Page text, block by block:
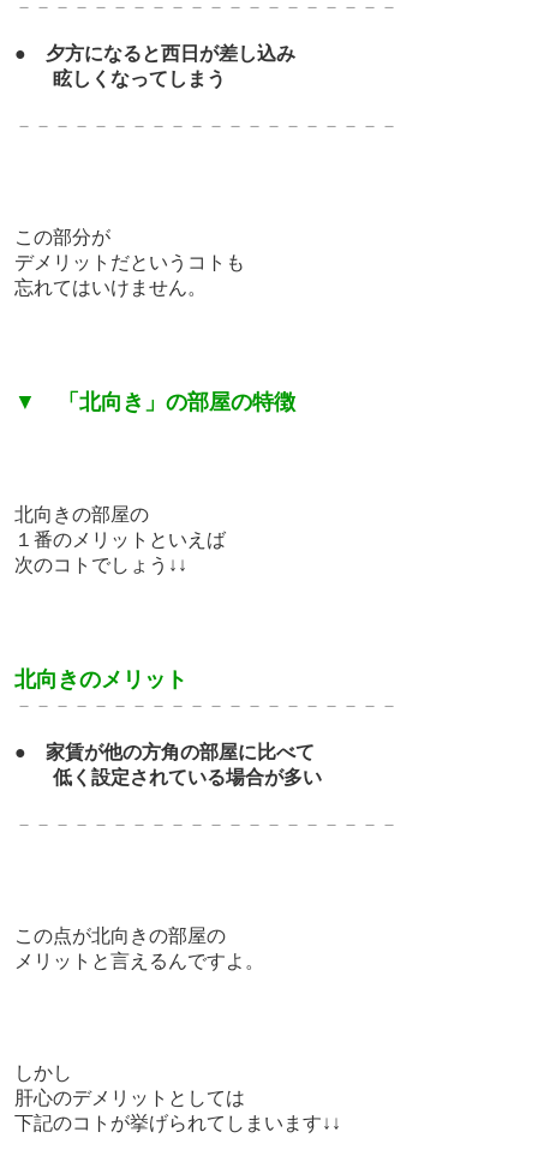
－－－－－－－－－－－－－－－－－－－－
● 夕方になると西日が差し込み
眩しくなってしまう
－－－－－－－－－－－－－－－－－－－－
この部分が
デメリットだというコトも
忘れてはいけません。
▼ 「北向き」の部屋の特徴
北向きの部屋の
１番のメリットといえば
次のコトでしょう↓↓
北向きのメリット
－－－－－－－－－－－－－－－－－－－－
● 家賃が他の方角の部屋に比べて
低く設定されている場合が多い
－－－－－－－－－－－－－－－－－－－－
この点が北向きの部屋の
メリットと言えるんですよ。
しかし
肝心のデメリットとしては
下記のコトが挙げられてしまいます↓↓